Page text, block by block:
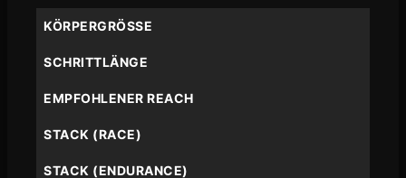
KÖRPERGRÖSSE
SCHRITTLÄNGE
EMPFOHLENER REACH
STACK (RACE)
STACK (ENDURANCE)